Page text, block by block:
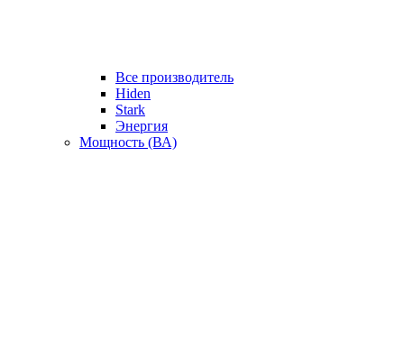
Все производитель
Hiden
Stark
Энергия
Мощность (ВА)